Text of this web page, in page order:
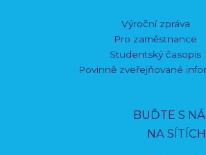
Výroční zpráva
Pro zaměstnance
Studentský časopis
Povinně zveřejňované
BUĎTE S
NA SÍTÍCH